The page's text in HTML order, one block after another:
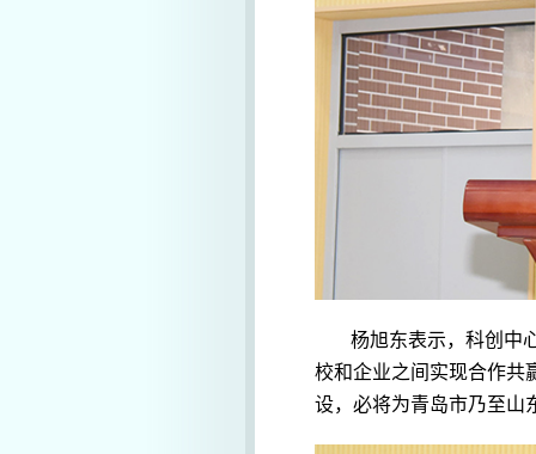
杨旭东表示，科创中
校和企业之间实现合作共
设，必将为青岛市乃至山